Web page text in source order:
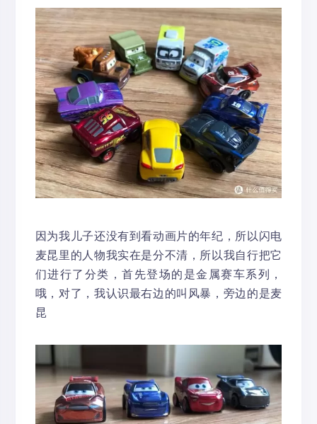
因为我儿子还没有到看动画片的年纪，所以闪电
麦昆里的人物我实在是分不清，所以我自行把它
们进行了分类，首先登场的是金属赛车系列，
哦，对了，我认识最右边的叫风暴，旁边的是麦
昆